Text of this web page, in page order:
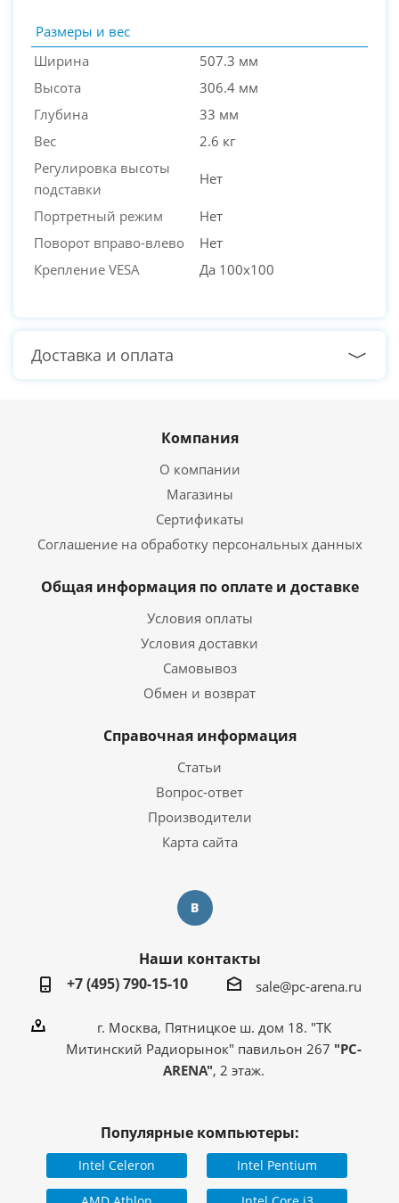
Размеры и вес
Ширина
507.3 мм
Высота
306.4 мм
Глубина
33 мм
Вес
2.6 кг
Регулировка высоты
подставки
Нет
Портретный режим
Нет
Поворот вправо-влево
Нет
Крепление VESA
Да 100x100
Доставка и оплата
Компания
О компании
Магазины
Сертификаты
Соглашение на обработку персональных данных
Общая информация по оплате и доставке
Условия оплаты
Условия доставки
Самовывоз
Обмен и возврат
Справочная информация
Статьи
Вопрос-ответ
Производители
Карта сайта
Наши контакты
+7 (495) 790-15-10
sale@pc-arena.ru
г. Москва, Пятницкое ш. дом 18. "ТК
Митинский Радиорынок" павильон 267 "PC-
ARENA", 2 этаж.
Популярные компьютеры:
Intel Celeron Intel Pentium